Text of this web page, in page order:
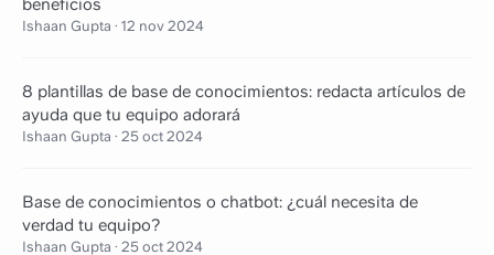
beneficios
Ishaan Gupta · 12 nov 2024
8 plantillas de base de conocimientos: redacta artículos de
ayuda que tu equipo adorará
Ishaan Gupta · 25 oct 2024
Base de conocimientos o chatbot: ¿cuál necesita de
verdad tu equipo?
Ishaan Gupta · 25 oct 2024